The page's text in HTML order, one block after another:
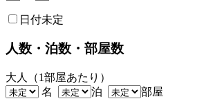
日付未定
人数・泊数・部屋数
大人（1部屋あたり）
名
泊 部屋